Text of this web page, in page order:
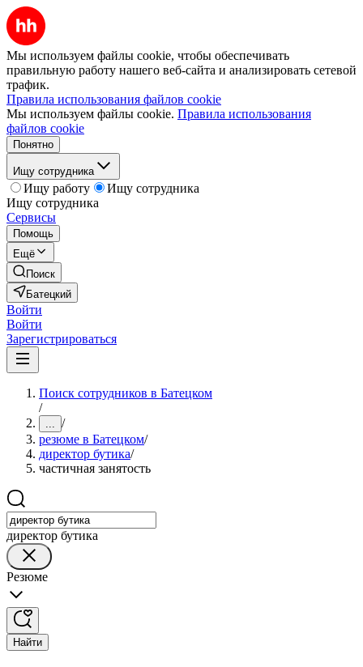
Мы используем файлы cookie, чтобы обеспечивать
правильную работу нашего веб-сайта и анализировать сетевой
трафик.
Правила использования файлов cookie
Мы используем файлы cookie. Правила использования
файлов cookie
Понятно
Ищу сотрудника
Ищу работу
Ищу сотрудника
Ищу сотрудника
Сервисы
Помощь
Ещё
Поиск
Батецкий
Войти
Войти
Зарегистрироваться
Поиск сотрудников в Батецком
/
... /
резюме в Батецком/
директор бутика/
частичная занятость
директор бутика
Резюме
Найти